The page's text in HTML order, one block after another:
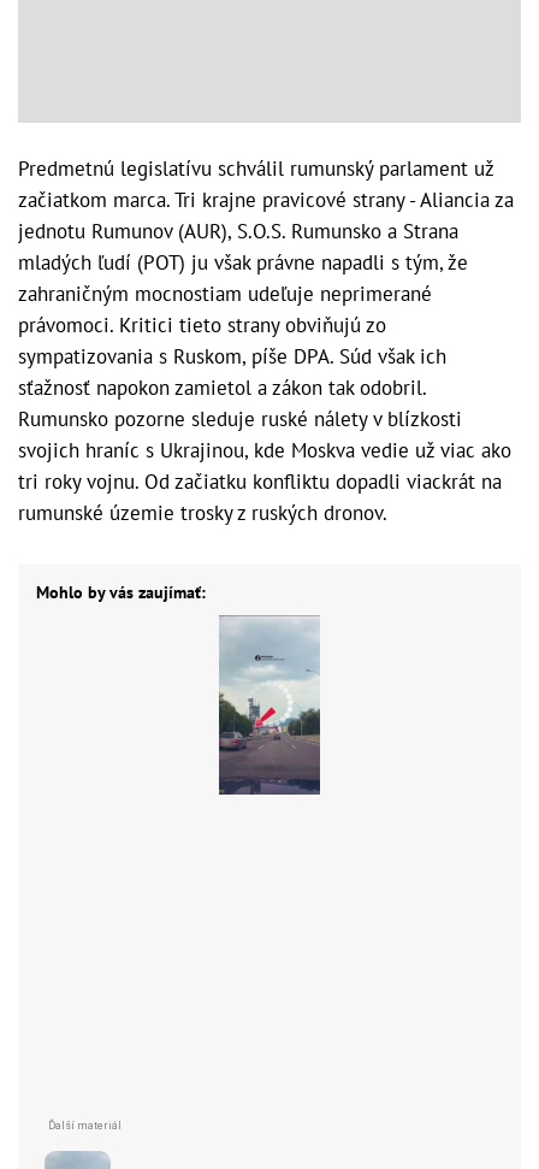
Predmetnú legislatívu schválil rumunský parlament už
začiatkom marca. Tri krajne pravicové strany - Aliancia za
jednotu Rumunov (AUR), S.O.S. Rumunsko a Strana
mladých ľudí (POT) ju však právne napadli s tým, že
zahraničným mocnostiam udeľuje neprimerané
právomoci. Kritici tieto strany obviňujú zo
sympatizovania s Ruskom, píše DPA. Súd však ich
sťažnosť napokon zamietol a zákon tak odobril.
Rumunsko pozorne sleduje ruské nálety v blízkosti
svojich hraníc s Ukrajinou, kde Moskva vedie už viac ako
tri roky vojnu. Od začiatku konfliktu dopadli viackrát na
rumunské územie trosky z ruských dronov.
Mohlo by vás zaujímať: